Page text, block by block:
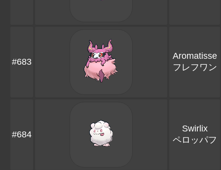
#683
Aromatisse
フレフワン
#684
Swirlix
ペロッパフ